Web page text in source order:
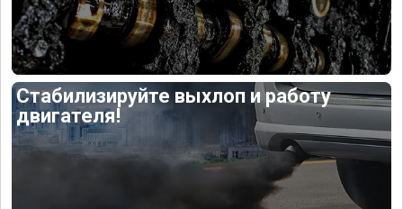
Стабилизируйте выхлоп и работу
двигателя!